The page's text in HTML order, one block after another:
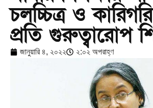
চলচ্চিত্র ও
প্রতি গুরুত্বারোপ
জানুয়ারি ৪, ২০২২ ২:০২ অপরাহ্ণ